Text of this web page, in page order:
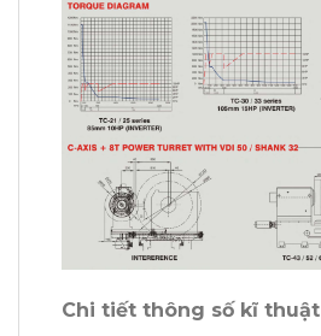
Chi tiết thông số kĩ thuật